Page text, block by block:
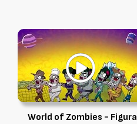
World of Zombies - Figura